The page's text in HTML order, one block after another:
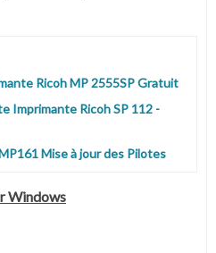
Ricoh MP 2555SP Gratuit
Imprimante Ricoh SP 112 -
Mise à jour des Pilotes
Windows